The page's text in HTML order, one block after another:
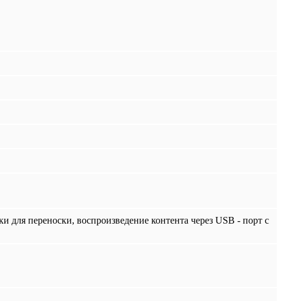
переноски, воспроизведение контента через USB - порт с